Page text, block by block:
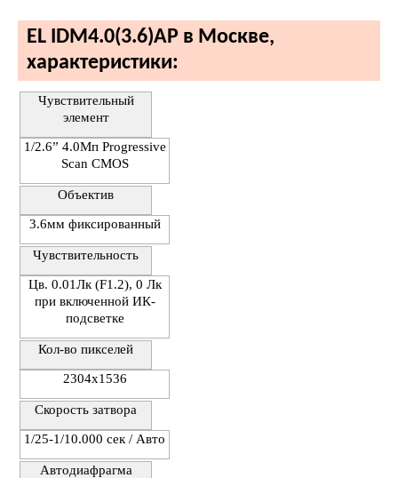
EL IDM4.0(3.6)AP в Москве,
характеристики:
Чувствительный
элемент
1/2.6” 4.0Мп Progressive
Scan CMOS
Объектив
3.6мм фиксированный
Чувствительность
Цв. 0.01Лк (F1.2), 0 Лк
при включенной ИК-
подсветке
Кол-во пикселей
2304х1536
Скорость затвора
1/25-1/10.000 сек / Авто
Автодиафрагма